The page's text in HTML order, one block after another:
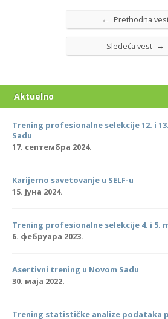
← Prethodna
Sledeća vest →
Aktuelno
Trening profesionalne selekcije 12. i
Sadu
17. септембра 2024.
Karijerno savetovanje u SELF-u
15. јуна 2024.
Trening profesionalne selekcije 4. i 5.
6. фебруара 2023.
Asertivni trening u Novom Sadu
30. маја 2022.
Trening statističke analize podataka